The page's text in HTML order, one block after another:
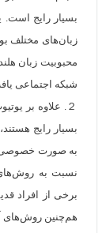
بسیار رایج
زبان‌های مختلف
محبوبیت زبان
شبکه اجتماعی
２. علاوه بر
بسیار رایج
به صورت خصوصی
نسبت به روش‌های
برخی از افراد
هم‌چنین روش‌های